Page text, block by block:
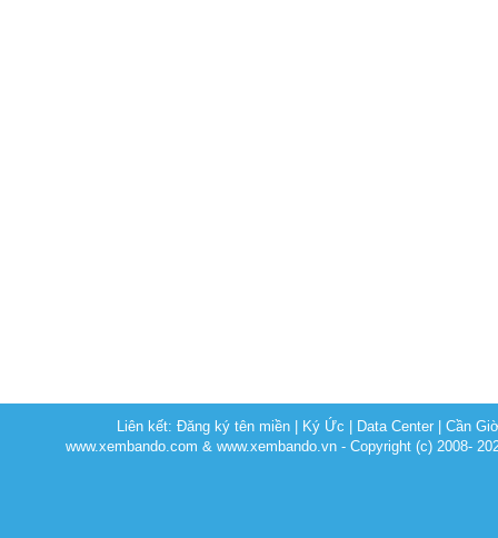
Liên kết:Đăng ký tên miền Ký Ức Data Center |Cần
www.xembando.com & www.xembando.vn - Copyright (c) 2008-